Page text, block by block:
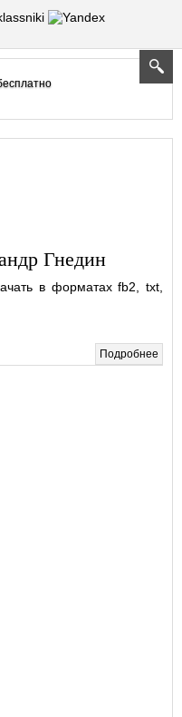
Гнедин
в форматах fb2, txt,
Подробнее